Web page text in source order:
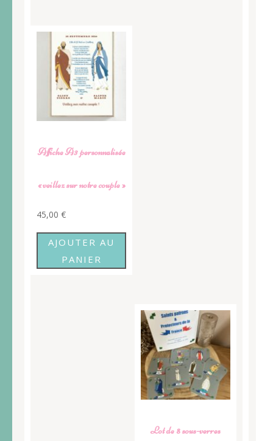
Affiche A3 personnalisée
« veillez sur notre couple »
45,00 €
AJOUTER AU
PANIER
Lot de 8 sous-verres